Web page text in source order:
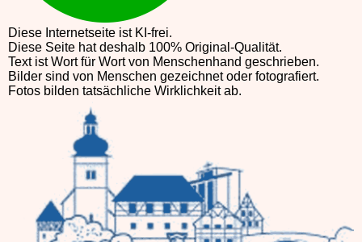
Diese Internetseite ist KI-frei.
Diese Seite hat deshalb 100% Original-Qualität.
Text ist Wort für Wort von Menschenhand geschrieben.
Bilder sind von Menschen gezeichnet oder fotografiert.
Fotos bilden tatsächliche Wirklichkeit ab.